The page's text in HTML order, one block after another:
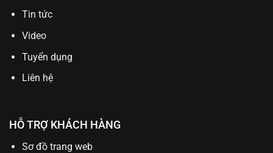
Tin tức
Video
Tuyển dụng
Liên hệ
HỖ TRỢ KHÁCH HÀNG
Sơ đồ trang web